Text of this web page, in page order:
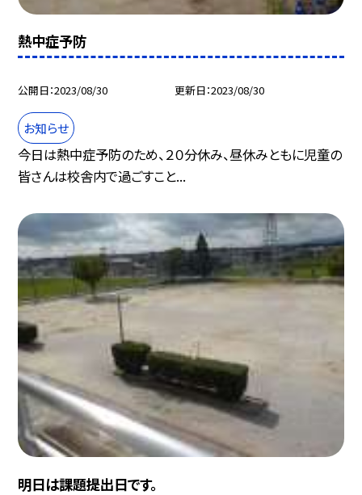
熱中症予防
公開日 2023/08/30 更新日 2023/08/30
お知らせ
今日は熱中症予防のため、２０分休み、昼休みともに児童の
皆さんは校舎内で過ごすこと...
明日は課題提出日です。